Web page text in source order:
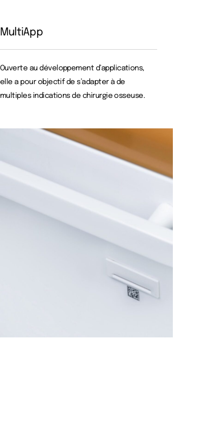
MultiApp
Ouverte au développement d’applications,
elle a pour objectif de s’adapter à de
multiples indications de chirurgie osseuse.